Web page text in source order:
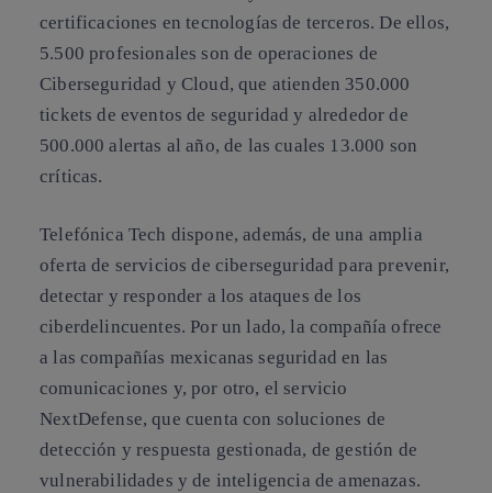
certificaciones en tecnologías de terceros. De ellos,
5.500 profesionales son de operaciones de
Ciberseguridad y Cloud, que atienden 350.000
tickets de eventos de seguridad y alrededor de
500.000 alertas al año, de las cuales 13.000 son
críticas.
Telefónica Tech dispone, además, de una amplia
oferta de servicios de ciberseguridad para prevenir,
detectar y responder a los ataques de los
ciberdelincuentes. Por un lado, la compañía ofrece
a las compañías mexicanas seguridad en las
comunicaciones y, por otro, el servicio
NextDefense, que cuenta con soluciones de
detección y respuesta gestionada, de gestión de
vulnerabilidades y de inteligencia de amenazas.